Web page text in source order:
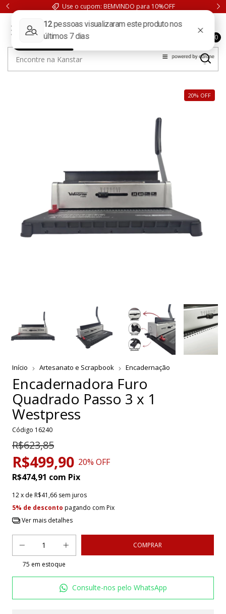
Use o cupom: BEMVINDO para 10%OFF
0
20% OFF
Início Artesanato e Scrapbook Encadernação
Encadernadora Furo
Quadrado Passo 3 x 1
Westpress
Código 16240
R$623,85
R$499,90 20% OFF
R$474,91 com Pix
12x de R$41,66 sem juros
5% de desconto pagando com Pix
Ver mais detalhes
75 em estoque
Consulte-nos pelo WhatsApp